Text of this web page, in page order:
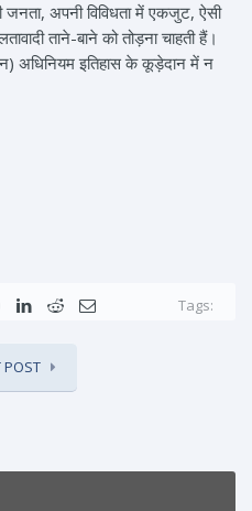
जनता, अपनी विविधता में एकजुट, ऐसी
ताने-बाने को तोड़ना चाहती हैं।
इतिहास के कूड़ेदान में न
Tags:
POST